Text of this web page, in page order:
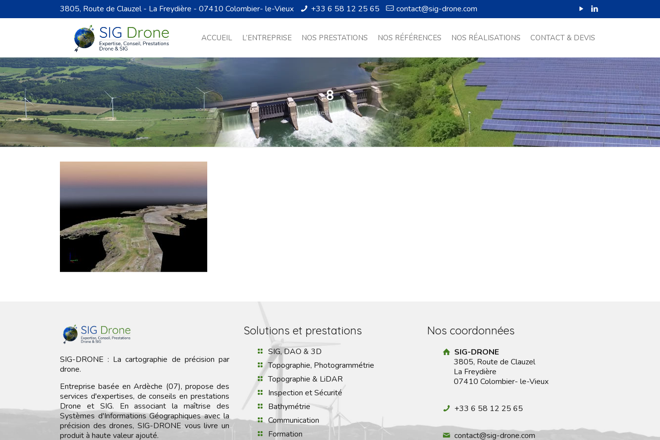
3805, Route de Clauzel - La Freydière - 07410 Colombier- le-Vieux +33 6 58 12 25 65 contact@sig-drone.com
ACCUEIL L’ENTREPRISE NOS PRESTATIONS NOS RÉFÉRENCES NOS RÉALISATIONS CONTACT & DEVIS
8
Accueil 8
SIG-DRONE : La cartographie de précision par
drone.
Entreprise basée en Ardèche (07), propose des
services d'expertises, de conseils en prestations
Drone et SIG. En associant la maîtrise des
Systèmes d'Informations Géographiques avec la
précision des drones, SIG-DRONE vous livre un
produit à haute valeur ajouté.
Solutions et prestations
SIG, DAO & 3D
Topographie, Photogrammétrie
Topographie & LiDAR
Inspection et Sécurité
Bathymétrie
Communication
Formation
Nos coordonnées
SIG-DRONE
3805, Route de Clauzel
La Freydière
07410 Colombier- le-Vieux
+33 6 58 12 25 65
contact@sig-drone.com